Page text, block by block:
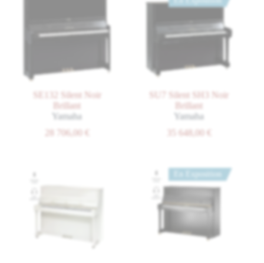
SE132 Silent Noir
Brillant
Yamaha
28 706,00 €
SU7 Silent SH3 Noir
Brillant
Yamaha
35 648,00 €